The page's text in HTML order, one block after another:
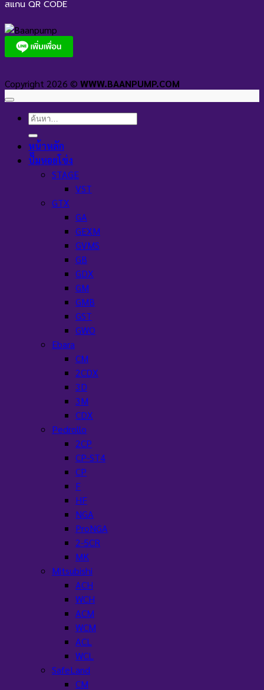
สแกน QR CODE
Copyright 2026 © WWW.BAANPUMP.COM
ค้นหา:
หน้าหลัก
ปั๊มหอยโข่ง
STAGE
VST
GTX
GA
GEXM
GVMS
GB
GDX
GM
GMB
GST
GWO
Ebara
CM
2CDX
3D
3M
CDX
Pedrollo
2CP
CP-ST4
CP
F
HF
NGA
ProNGA
2-5CR
MK
Mitsubishi
ACH
WCH
ACM
WCM
ACL
WCL
SafeLand
CM